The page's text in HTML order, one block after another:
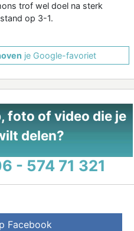
trof wel doel na sterk
op 3-1.
je Google-favoriet
foto of video die je
delen?
- 574 71 321
Facebook